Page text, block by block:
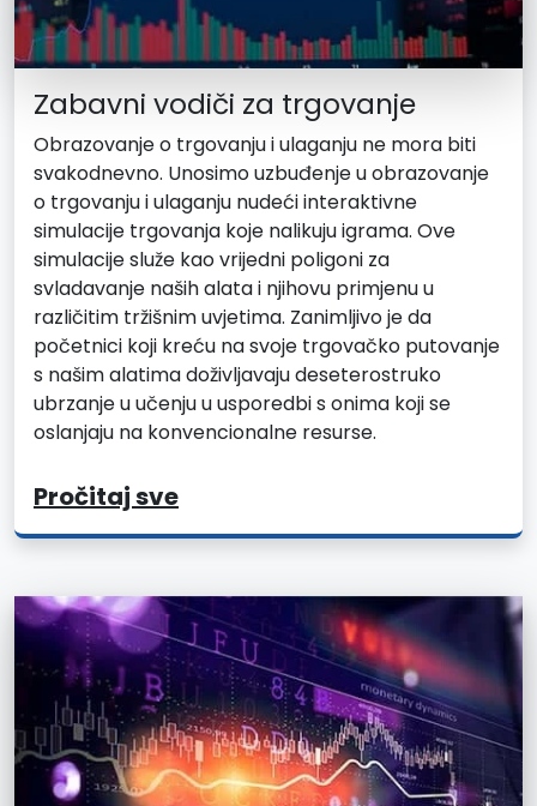
Zabavni vodiči za trgovanje
Obrazovanje o trgovanju i ulaganju ne mora biti
svakodnevno. Unosimo uzbuđenje u obrazovanje
o trgovanju i ulaganju nudeći interaktivne
simulacije trgovanja koje nalikuju igrama. Ove
simulacije služe kao vrijedni poligoni za
svladavanje naših alata i njihovu primjenu u
različitim tržišnim uvjetima. Zanimljivo je da
početnici koji kreću na svoje trgovačko putovanje
s našim alatima doživljavaju deseterostruko
ubrzanje u učenju u usporedbi s onima koji se
oslanjaju na konvencionalne resurse.
Pročitaj sve